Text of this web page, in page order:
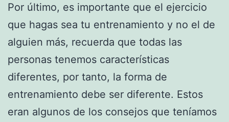
Por último, es importante que el ejercicio
que hagas sea tu entrenamiento y no el de
alguien más, recuerda que todas las
personas tenemos características
diferentes, por tanto, la forma de
entrenamiento debe ser diferente. Estos
eran algunos de los consejos que teníamos